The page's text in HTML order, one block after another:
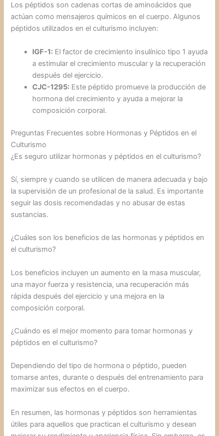
Los péptidos son cadenas cortas de aminoácidos que
actúan como mensajeros químicos en el cuerpo. Algunos
péptidos utilizados en el culturismo incluyen:
IGF-1: El factor de crecimiento insulínico tipo 1 ayuda
a estimular el crecimiento muscular y la recuperación
después del ejercicio.
CJC-1295: Este péptido promueve la producción de
hormona del crecimiento y ayuda a mejorar la
composición corporal.
Preguntas Frecuentes sobre Hormonas y Péptidos en el
Culturismo
¿Es seguro utilizar hormonas y péptidos en el culturismo?
Sí, siempre y cuando se utilicen de manera adecuada y bajo
la supervisión de un profesional de la salud. Es importante
seguir las dosis recomendadas y no abusar de estas
sustancias.
¿Cuáles son los beneficios de las hormonas y péptidos en
el culturismo?
Los beneficios incluyen un aumento en la masa muscular,
una mayor fuerza y resistencia, una recuperación más
rápida después del ejercicio y una mejora en la
composición corporal.
¿Cuándo es el mejor momento para tomar hormonas y
péptidos en el culturismo?
Dependiendo del tipo de hormona o péptido, pueden
tomarse antes, durante o después del entrenamiento para
maximizar sus efectos en el cuerpo.
En resumen, las hormonas y péptidos son herramientas
útiles para aquellos que practican el culturismo y desean